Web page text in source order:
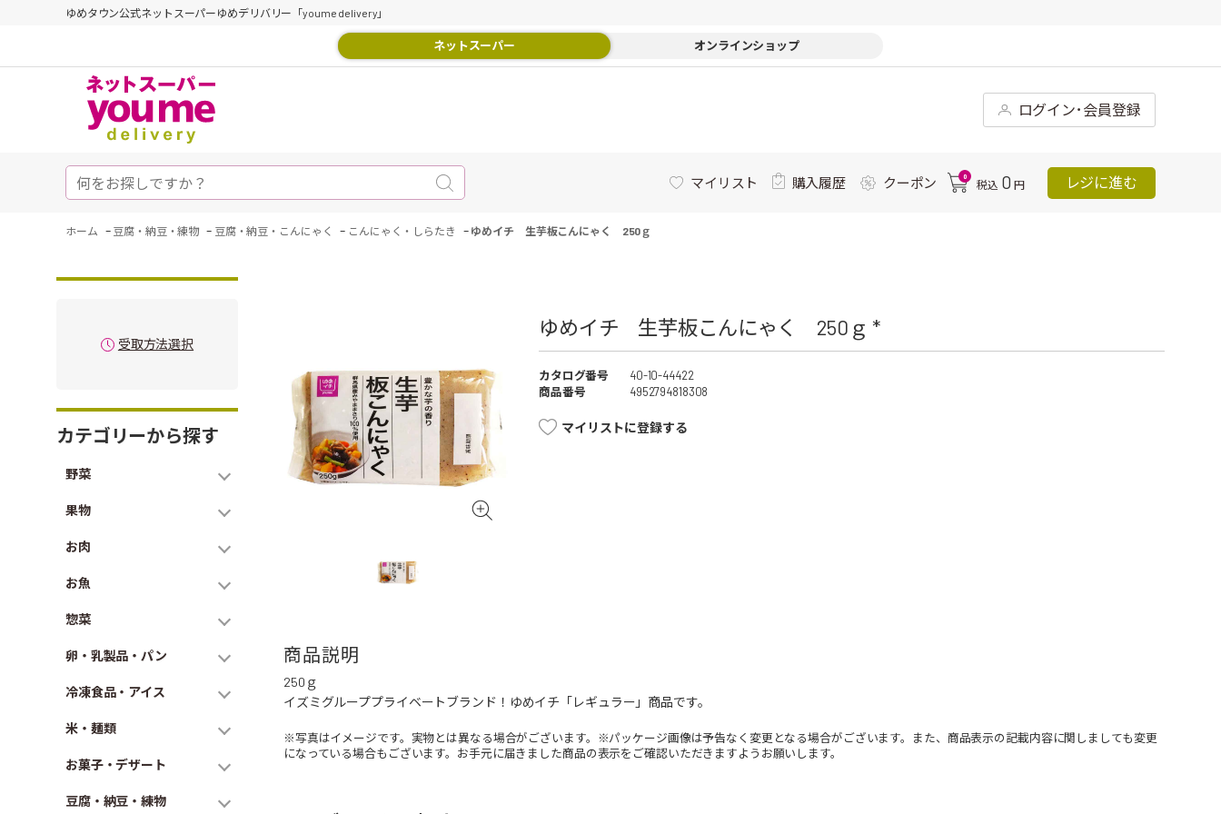
ゆめタウン公式ネットスーパーゆめデリバリー「youme delivery」
ネットスーパー オンラインショップ
ログイン･会員登録
マイリスト 購入履歴 クーポン 0
税込 0 円 レジに進む
ホーム - 豆腐・納豆・練物 - 豆腐・納豆・こんにゃく - こんにゃく・しらたき - ゆめイチ 生芋板こんにゃく 250ｇ
受取方法選択
カテゴリーから探す
野菜
果物
お肉
お魚
惣菜
卵・乳製品・パン
冷凍食品・アイス
米・麺類
お菓子・デザート
豆腐・納豆・練物
ゆめイチ 生芋板こんにゃく 250ｇ *
カタログ番号
40-10-44422
商品番号
4952794818308
マイリストに登録する
商品説明
250ｇ
イズミグループプライベートブランド！ゆめイチ「レギュラー」商品です。
※写真はイメージです。実物とは異なる場合がございます。※パッケージ画像は予告なく変更となる場合がございます。また、商品表示の記載内容に関しましても変更
になっている場合もございます。お手元に届きました商品の表示をご確認いただきますようお願いします。